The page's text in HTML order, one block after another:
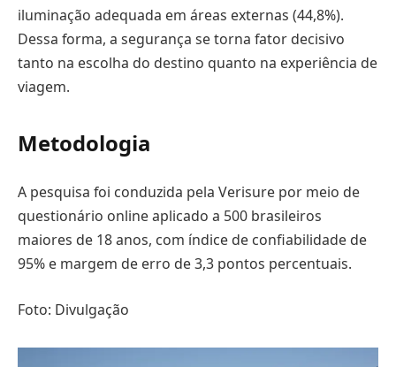
iluminação adequada em áreas externas (44,8%).
Dessa forma, a segurança se torna fator decisivo
tanto na escolha do destino quanto na experiência de
viagem.
Metodologia
A pesquisa foi conduzida pela Verisure por meio de
questionário online aplicado a 500 brasileiros
maiores de 18 anos, com índice de confiabilidade de
95% e margem de erro de 3,3 pontos percentuais.
Foto: Divulgação